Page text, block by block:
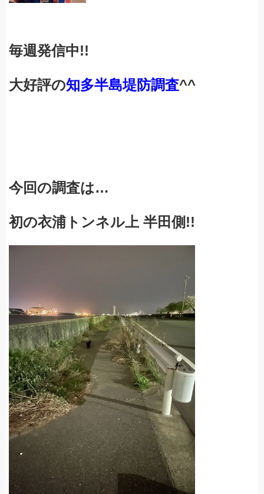
毎週発信中!!
大好評の知多半島堤防調査^^
今回の調査は…
初の衣浦トンネル上 半田側!!